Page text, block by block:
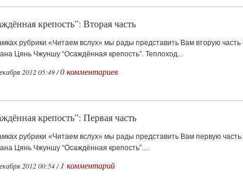
крепость”: Вторая часть
рубрики «Читаем вслух» мы рады представить Вам вторую часть
Цянь Чжуншу “Осаждённая крепость”. Теплоход...
2012 05:49 /0 комментариев
крепость”: Первая часть
рубрики «Читаем вслух» мы рады представить Вам первую часть
Цянь Чжуншу “Осаждённая крепость”....
2012 00:54 /1 комментарий